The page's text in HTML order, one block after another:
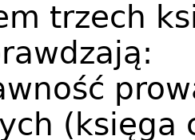
trzech
(księga